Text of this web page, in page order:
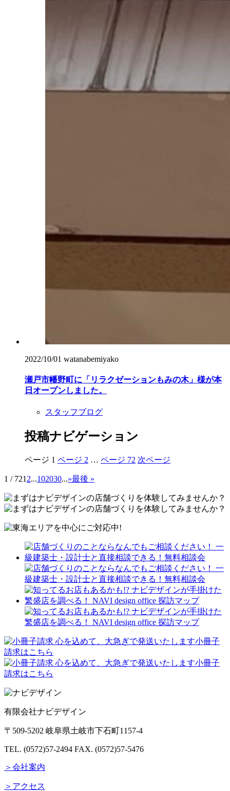
2022/10/01 watanabemiyako
瀬戸市幡野町に「リラクゼーションもみの木」様が本
日オープンしました。
スタッフブログ
投稿ナビゲーション
ページ 1 ページ 2 … ページ 72 次ページ
1 / 721 2...102030...»最後 »
有限会社ナビデザイン
〒509-5202 岐阜県土岐市下石町1157-4
TEL. (0572)57-2494 FAX. (0572)57-5476
＞会社案内
＞アクセス